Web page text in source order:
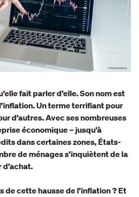
fait parler d’elle.Son nom est
Un terme terrifiant pour
d’autres. Avec ses nombreuses
économique – jusqu’à
dans certaines zones, États-
de ménages s’inquiètent de la
de cette hausse de l’inflation ? Et